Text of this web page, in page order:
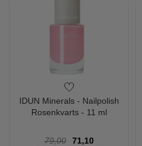
IDUN Minerals - Nailpolish
Rosenkvarts - 11 ml
79,00
71,10